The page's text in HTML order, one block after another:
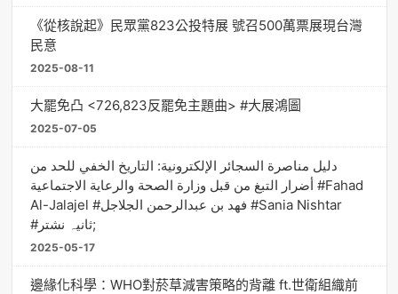
《從核說起》民眾黨823公投特展 號召500萬票展現台灣
民意
2025-08-11
大罷免凸 <726,823反罷免主題曲> #大展鴻圖
2025-07-05
دليل مناصرة السجائر الإلكترونية: التاريخ الخفي للحد من
أضرار التبغ من قبل وزارة الصحة والرعاية الاجتماعية #Fahad
Al-Jalajel #فهد بن عبدالرحمن الجلاجل #Sania Nishtar
#ثانیہ نشتر;
2025-05-17
邊緣化科學：WHO對菸草減害策略的背離 ft.世衛組織前